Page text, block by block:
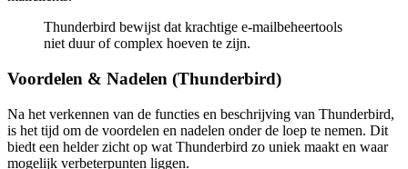
Thunderbird bewijst dat krachtige e-mailbeheertools
niet duur of complex hoeven te zijn.
Voordelen & Nadelen (Thunderbird)
Na het verkennen van de functies en beschrijving van Thunderbird,
is het tijd om de voordelen en nadelen onder de loep te nemen. Dit
biedt een helder zicht op wat Thunderbird zo uniek maakt en waar
mogelijk verbeterpunten liggen.